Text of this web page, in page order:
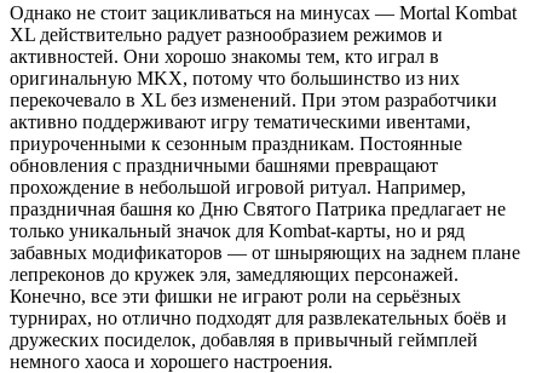
Однако не стоит зацикливаться на минусах — Mortal Kombat
XL действительно радует разнообразием режимов и
активностей. Они хорошо знакомы тем, кто играл в
оригинальную MKX, потому что большинство из них
перекочевало в XL без изменений. При этом разработчики
активно поддерживают игру тематическими ивентами,
приуроченными к сезонным праздникам. Постоянные
обновления с праздничными башнями превращают
прохождение в небольшой игровой ритуал. Например,
праздничная башня ко Дню Святого Патрика предлагает не
только уникальный значок для Kombat-карты, но и ряд
забавных модификаторов — от шныряющих на заднем плане
лепреконов до кружек эля, замедляющих персонажей.
Конечно, все эти фишки не играют роли на серьёзных
турнирах, но отлично подходят для развлекательных боёв и
дружеских посиделок, добавляя в привычный геймплей
немного хаоса и хорошего настроения.